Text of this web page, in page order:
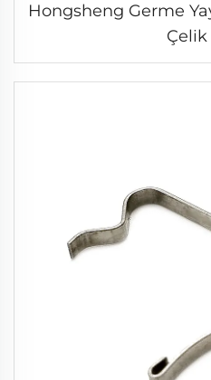
Hongsheng Germe
Çelik